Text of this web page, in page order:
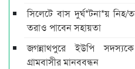
সিলেটে বাস দুর্ঘ*টনা*য়
তরাও পাবেন সহায়তা
জগন্নাথপুরে ইউপি
গ্রামবাসীর মানববন্ধন